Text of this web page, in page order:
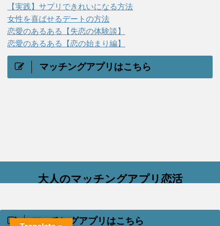
【実践】サプリできれいになる方法
女性を喜ばせるデートの方法
恋愛のあるある【失恋の体験談】
恋愛のあるある【恋の始まり編】
マッチングアプリはこちら
大人のマッチングアプリ恋活
Copyright© 大人のマッチングアプリ恋活 , 2026 All Rights Reserved
Powered byAFFINGER5
マッチングアプリはこちら